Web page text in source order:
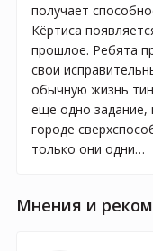
получает
Кёртиса
прошлое. Ребята
свои
обычную жизнь
еще одно задание,
городе
только они одни…
Мнения и